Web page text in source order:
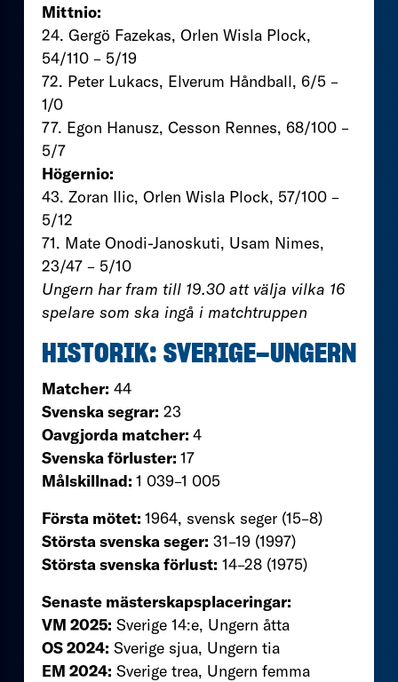
Mittnio:
24. Gergö Fazekas, Orlen Wisla Plock,
54/110 – 5/19
72. Peter Lukacs, Elverum Håndball, 6/5 –
1/0
77. Egon Hanusz, Cesson Rennes, 68/100 –
5/7
Högernio:
43. Zoran Ilic, Orlen Wisla Plock, 57/100 –
5/12
71. Mate Onodi-Janoskuti, Usam Nimes,
23/47 – 5/10
Ungern har fram till 19.30 att välja vilka 16
spelare som ska ingå i matchtruppen
HISTORIK: SVERIGE–UNGERN
Matcher: 44
Svenska segrar: 23
Oavgjorda matcher: 4
Svenska förluster: 17
Målskillnad: 1 039–1 005
Första mötet: 1964, svensk seger (15–8)
Största svenska seger: 31–19 (1997)
Största svenska förlust: 14–28 (1975)
Senaste mästerskapsplaceringar:
VM 2025: Sverige 14:e, Ungern åtta
OS 2024: Sverige sjua, Ungern tia
EM 2024: Sverige trea, Ungern femma